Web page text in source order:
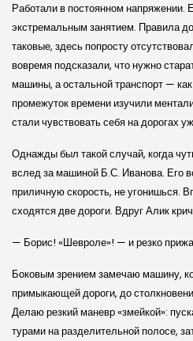
Работали в постоянном напряжении.
экстремальным занятием. Правила
таковые, здесь попросту
вовремя подсказали, что нужно
машины, а остальной транспорт —
промежуток времени изучили
стали чувствовать себя на дорогах
Однажды был такой случай, когда
вслед за машиной Б.С. Иванова. Его
приличную скорость, не угонишься.
сходятся две дороги. Вдруг Алик
— Борис! «Шевроле»! — и резко
Боковым зрением замечаю машину,
примыкающей дороги, до
Делаю резкий маневр «змейкой»:
турами на разделительной полосе,